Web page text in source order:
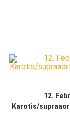
12.
Karotis/